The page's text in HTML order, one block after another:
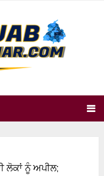
ਲੋਕਾਂ ਨੂੰ ਅਪੀਲ;